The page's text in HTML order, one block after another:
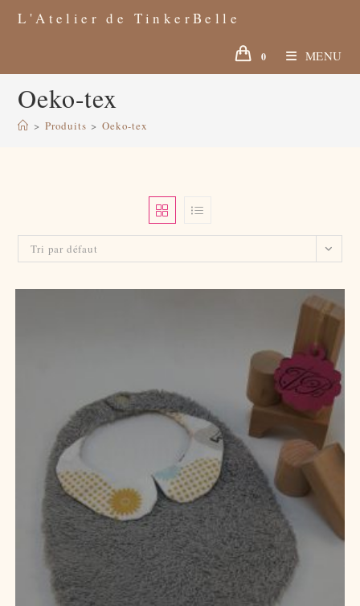
contentL'Atelier de TinkerBelle
0 MENU
Oeko-tex
> Produits > Oeko-tex
Tri par défaut